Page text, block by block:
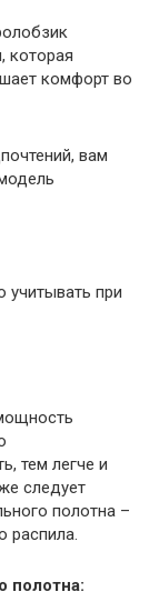
которая
комфорт во
вам
учитывать при
тем легче и
следует
полотна –
распила.
полотна: